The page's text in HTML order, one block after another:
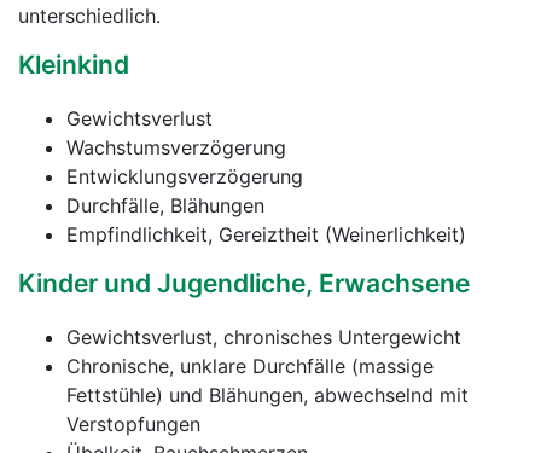
unterschiedlich.
Kleinkind
Gewichtsverlust
Wachstumsverzögerung
Entwicklungsverzögerung
Durchfälle, Blähungen
Empfindlichkeit, Gereiztheit (Weinerlichkeit)
Kinder und Jugendliche, Erwachsene
Gewichtsverlust, chronisches Untergewicht
Chronische, unklare Durchfälle (massige
Fettstühle) und Blähungen, abwechselnd mit
Verstopfungen